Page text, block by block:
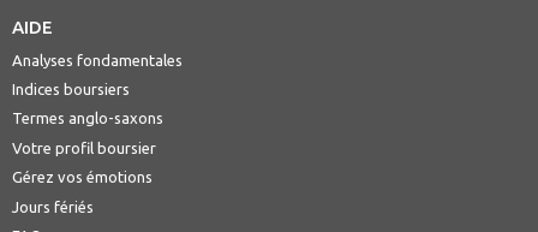
AIDE
Analyses fondamentales
Indices boursiers
Termes anglo-saxons
Votre profil boursier
Gérez vos émotions
Jours fériés